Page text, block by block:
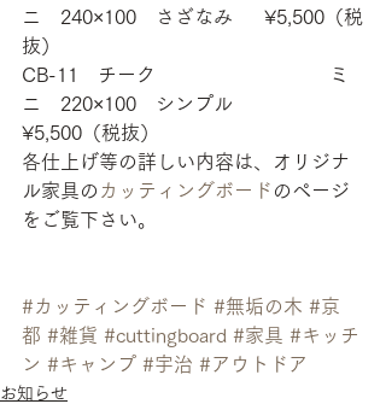
ニ　240×100　さざなみ 　 ¥5,500（税
抜）
CB-11　チーク　　　　　　　　　ミ
ニ　220×100　シンプル
¥5,500（税抜）
各仕上げ等の詳しい内容は、オリジナ
ル家具の カッティングボード のページ
をご覧下さい。
#カッティングボード #無垢の木 #京
都 #雑貨 #cuttingboard #家具 #キッチ
ン #キャンプ #宇治 #アウトドア
お知らせ